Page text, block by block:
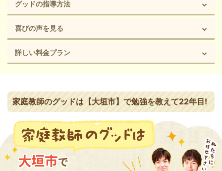
グッドの指導方法
喜びの声を見る
詳しい料金プラン
家庭教師のグッドは【大垣市】で勉強を教えて22年目!
大垣市で